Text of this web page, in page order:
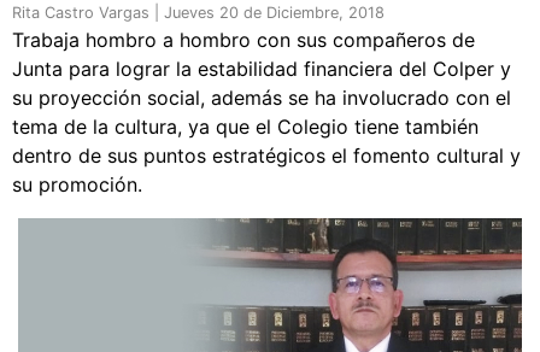
Rita Castro Vargas | Jueves 20 de Diciembre, 2018
Trabaja hombro a hombro con sus compañeros de
Junta para lograr la estabilidad financiera del Colper y
su proyección social, además se ha involucrado con el
tema de la cultura, ya que el Colegio tiene también
dentro de sus puntos estratégicos el fomento cultural y
su promoción.